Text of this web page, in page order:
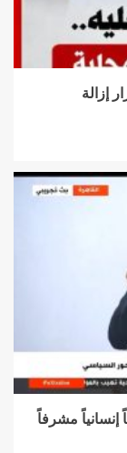
إزالة
مشرفاً